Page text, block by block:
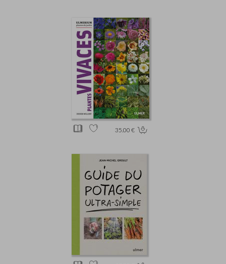
35.00 €